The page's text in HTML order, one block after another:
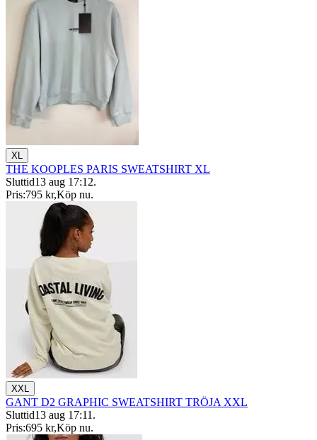
XL
THE KOOPLES PARIS SWEATSHIRT XL
Sluttid13 aug 17:12.
Pris:795 kr,Köp nu.
XXL
GANT D2 GRAPHIC SWEATSHIRT TRÖJA XXL
Sluttid13 aug 17:11 .
Pris:695 kr,Köp nu.